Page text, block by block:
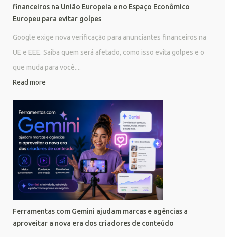
financeiros na União Europeia e no Espaço Econômico
Europeu para evitar golpes
Google exige nova verificação para anunciantes financeiros na
UE e EEE. Saiba quem será afetado, como isso evita golpes e o
que muda para você....
Read more
Ferramentas com Gemini ajudam marcas e agências a
aproveitar a nova era dos criadores de conteúdo